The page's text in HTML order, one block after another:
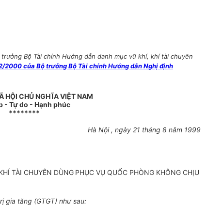
Bộ Tài chính Hướng dẫn danh mục vũ khí, khí tài chuyên
của Bộ trưởng Bộ Tài chính Hướng dẫn Nghị định
HỘI CHỦ NGHĨA VIỆT NAM
- Tự do - Hạnh phúc
********
Hà Nội , ngày 21 tháng 8 năm 1999
TÀI CHUYÊN DÙNG PHỤC VỤ QUỐC PHÒNG KHÔNG CHỊU
gia tăng (GTGT) như sau: